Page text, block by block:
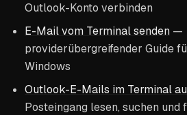
Outlook-Konto verbinden
E-Mail vom Terminal senden —
providerübergreifender Guide
Windows
Outlook-E-Mails im Terminal
Posteingang lesen, suchen und